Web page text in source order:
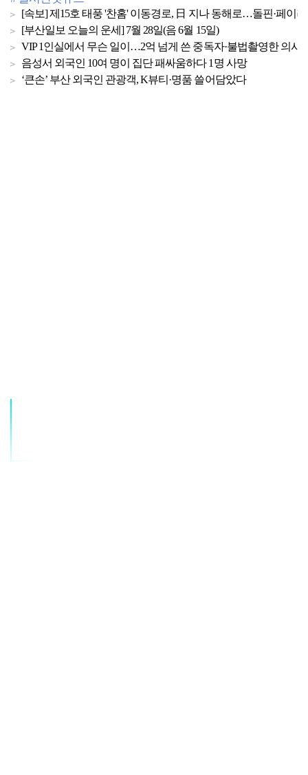
[속보] 제15호 태풍 '찬홈' 이동경로, 日 지나 동해로…돌핀·페이
[부산일보 오늘의 운세] 7월 28일(음 6월 15일)
VIP 1인실에서 무슨 일이…2억 넘게 쓴 중독자·불법촬영한 의사
음성서 외국인 10여 명이 집단 패싸움하다 1명 사망
‘큰손’ 부산 외국인 관광객, K뷰티·명품 쓸어담았다